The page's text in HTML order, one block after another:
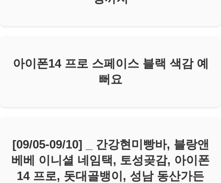
아이폰14 프로 스페이스 블랙 색감 예
뻐요
[09/05-09/10] _ 간강현미빵바, 블랑앤
베베 이니셜 네임택, 토성곶감, 아이폰
14 프로, 돗대골뱅이, 성남 동산가든